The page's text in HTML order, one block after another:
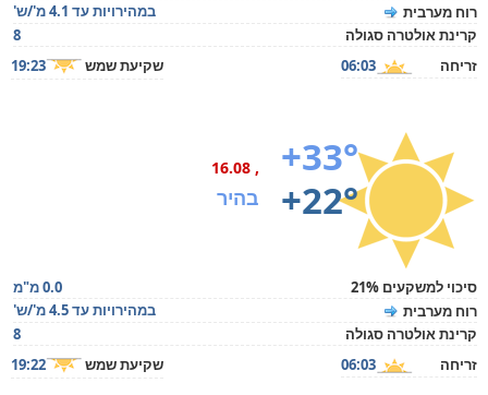
רוח מערבית
במהירויות עד 4.1 מ'/ש'
קרינת אולטרה סגולה
8
זריחה
06:03 שקיעת שמש 19:23
+33°
+22°
, 16.08
בהיר
סיכוי למשקעים 21%
0.0 מ"מ
רוח מערבית
במהירויות עד 4.5 מ'/ש'
קרינת אולטרה סגולה
8
זריחה
06:03 שקיעת שמש 19:22